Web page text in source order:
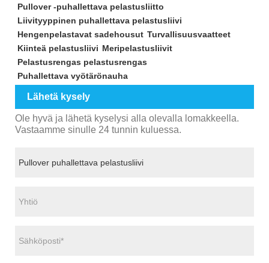
Pullover -puhallettava pelastusliitto
Liivityyppinen puhallettava pelastusliivi
Hengenpelastavat sadehousut Turvallisuusvaatteet
Kiinteä pelastusliivi Meripelastusliivit
Pelastusrengas pelastusrengas
Puhallettava vyötärönauha
Lähetä kysely
Ole hyvä ja lähetä kyselysi alla olevalla lomakkeella.
Vastaamme sinulle 24 tunnin kuluessa.